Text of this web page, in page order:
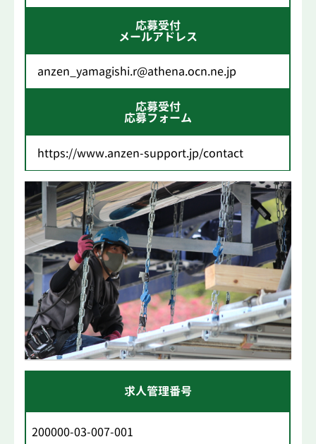
応募受付
メールアドレス
anzen_yamagishi.r@athena.ocn.ne.jp
応募受付
応募フォーム
https://www.anzen-support.jp/contact
求人管理番号
200000-03-007-001